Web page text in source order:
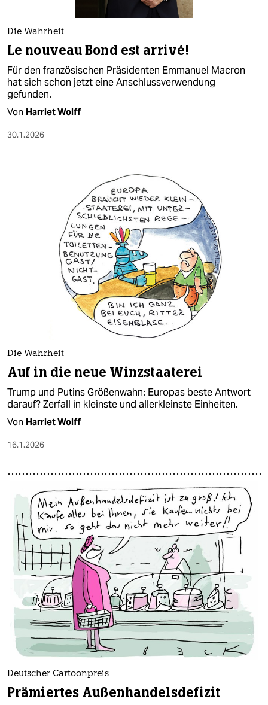
Die Wahrheit
Le nouveau Bond est arrivé!
Für den französischen Präsidenten Emmanuel Macron
hat sich schon jetzt eine Anschlussverwendung
gefunden.
Von Harriet Wolff
30.1.2026
Die Wahrheit
Auf in die neue Winzstaaterei
Trump und Putins Größenwahn: Europas beste Antwort
darauf? Zerfall in kleinste und allerkleinste Einheiten.
Von Harriet Wolff
16.1.2026
Deutscher Cartoonpreis
Prämiertes Außenhandelsdefizit